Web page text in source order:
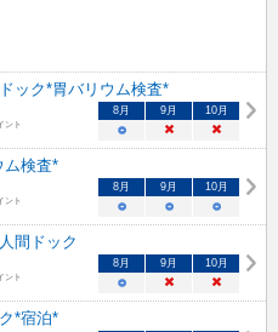
ック*胃バリウム検査*
ント
8月 9月 10月
○ × ×
ム検査*
ント
8月 9月 10月
○ ○ ○
間ドック
ント
8月 9月 10月
○ × ×
*宿泊*